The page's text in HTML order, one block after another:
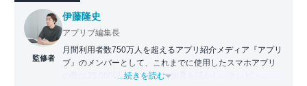
監修者
伊藤隆史
アプリブ編集長
月間利用者数750万人を超えるアプリ紹介メディア『アプリ
ブ』のメンバーとして、これまでに使用したスマホアプリ
の数は25,000以上。アプリの知見を活かし、テレビ・
...続きを読む